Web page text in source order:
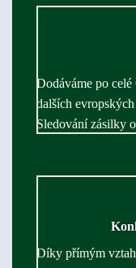
Dodáváme po
dalších
Sledování zásilky
Díky přímým